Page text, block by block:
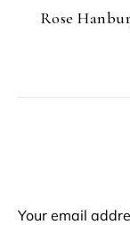
Rose
Your email